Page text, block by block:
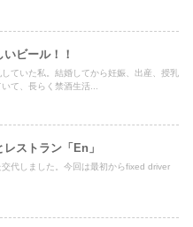
ビール！！
ていた私。結婚してから妊娠、出産、授乳
て、長らく禁酒生活...
レストラン「En」
交代しました。今回は最初からfixed driver